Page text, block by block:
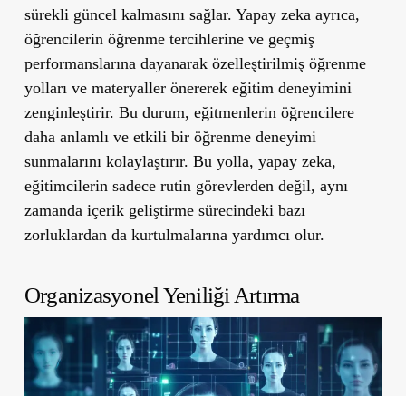
sürekli güncel kalmasını sağlar. Yapay zeka ayrıca,
öğrencilerin öğrenme tercihlerine ve geçmiş
performanslarına dayanarak özelleştirilmiş öğrenme
yolları ve materyaller önererek eğitim deneyimini
zenginleştirir. Bu durum, eğitmenlerin öğrencilere
daha anlamlı ve etkili bir öğrenme deneyimi
sunmalarını kolaylaştırır. Bu yolla, yapay zeka,
eğitimcilerin sadece rutin görevlerden değil, aynı
zamanda içerik geliştirme sürecindeki bazı
zorluklardan da kurtulmalarına yardımcı olur.
Organizasyonel Yeniliği Artırma